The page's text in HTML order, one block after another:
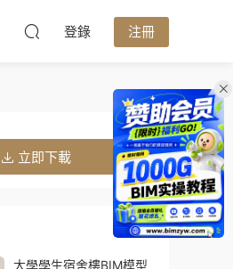
登錄 注冊
立即下載
大學學生宿舍樓BIM模型